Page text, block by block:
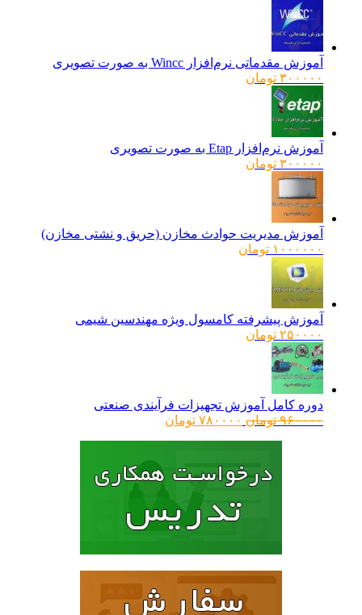
آموزش مقدماتی نرم‌افزار Wincc به صورت تصویری
۳۰۰۰۰۰ تومان
آموزش نرم‌افزار Etap به صورت تصویری
۳۰۰۰۰۰ تومان
آموزش مدیریت حوادث مخازن (حریق و نشتی مخازن)
۱۰۰۰۰۰۰ تومان
آموزش پیشرفته کامسول ویژه مهندسین شیمی
۲۵۰۰۰۰ تومان
دوره کامل آموزش تجهیزات فرآیندی صنعتی
۹۶۰۰۰۰ تومانقیمت
بود.
۷۸۰۰۰۰ تومانقیمت